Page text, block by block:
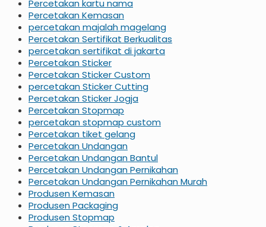
Percetakan kartu nama
Percetakan Kemasan
percetakan majalah magelang
Percetakan Sertifikat Berkualitas
percetakan sertifikat di jakarta
Percetakan Sticker
Percetakan Sticker Custom
percetakan Sticker Cutting
Percetakan Sticker Jogja
Percetakan Stopmap
percetakan stopmap custom
Percetakan tiket gelang
Percetakan Undangan
Percetakan Undangan Bantul
Percetakan Undangan Pernikahan
Percetakan Undangan Pernikahan Murah
Produsen Kemasan
Produsen Packaging
Produsen Stopmap